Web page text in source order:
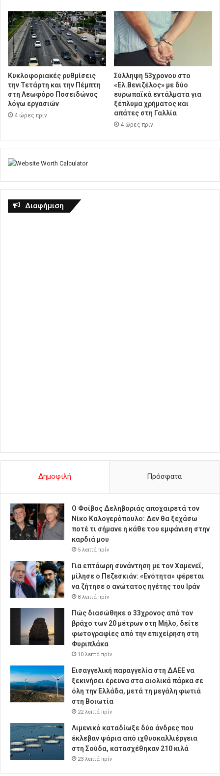
Κυκλοφοριακές ρυθμίσεις
την Τετάρτη και την Πέμπτη
στη Λεωφόρο Ποσειδώνος
λόγω εργασιών
4 ώρες πρίν
Σύλληψη 53χρονου στο
«Ελ.Βενιζέλος» με δύο
ευρωπαϊκά εντάλματα για
ξέπλυμα χρήματος και
απάτες στη Γαλλία
4 ώρες πρίν
Διαφήμιση
Δημοφιλή Πρόσφατα
Ο Φοίβος Δεληβοριάς αποχαιρετά τον
Νίκο Καλογερόπουλο: Δεν θα ξεχάσω
ποτέ τι σήμανε η κάθε του εμφάνιση στην
καρδιά μου
5 λεπτά πρίν
Για επτάωρη συνάντηση με τον Χαμενεΐ,
μίλησε ο Πεζεσκιάν: «Ενότητα» φέρεται
να ζήτησε ο ανώτατος ηγέτης του Ιράν
8 λεπτά πρίν
Πώς διασώθηκε ο 33χρονος από τον
βράχο των 20 μέτρων στη Μήλο, δείτε
φωτογραφίες από την επιχείρηση στη
Φυριπλάκα
10 λεπτά πρίν
Εισαγγελική παραγγελία στη ΔΑΕΕ να
ξεκινήσει έρευνα στα αιολικά πάρκα σε
όλη την Ελλάδα, μετά τη μεγάλη φωτιά
στη Βοιωτία
22 λεπτά πρίν
Λιμενικό καταδίωξε δύο άνδρες που
έκλεβαν ψάρια από ιχθυοκαλλιέργεια
στη Σούδα, κατασχέθηκαν 210 κιλά
23 λεπτά πρίν